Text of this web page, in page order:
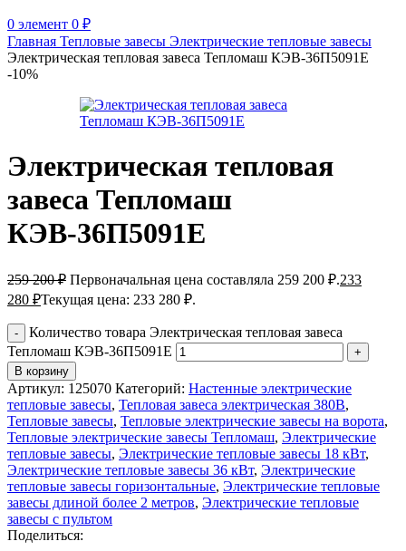
0 элемент 0 ₽
Главная Тепловые завесы Электрические тепловые завесы
Электрическая тепловая завеса Тепломаш КЭВ-36П5091Е
-10%
Электрическая тепловая
завеса Тепломаш
КЭВ-36П5091Е
259 200₽ Первоначальная цена составляла 259 200 ₽.233
280 ₽Текущая цена: 233 280 ₽.
Количество товара Электрическая тепловая завеса
Тепломаш КЭВ-36П5091Е
В корзину
Артикул: 125070 Категорий: Настенные электрические
тепловые завесы, Тепловая завеса электрическая 380В,
Тепловые завесы, Тепловые электрические завесы на ворота,
Тепловые электрические завесы Тепломаш, Электрические
тепловые завесы, Электрические тепловые завесы 18 кВт,
Электрические тепловые завесы 36 кВт, Электрические
тепловые завесы горизонтальные, Электрические тепловые
завесы длиной более 2 метров, Электрические тепловые
завесы с пультом
Поделиться: